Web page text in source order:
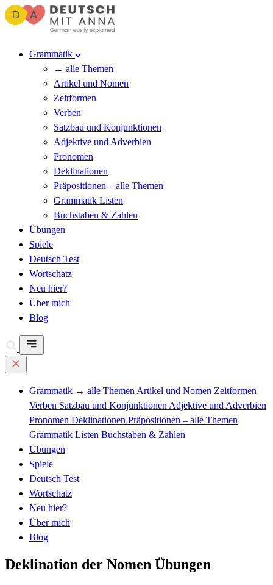
Grammatik
→ alle Themen
Artikel und Nomen
Zeitformen
Verben
Satzbau und Konjunktionen
Adjektive und Adverbien
Pronomen
Deklinationen
Präpositionen – alle Themen
Grammatik Listen
Buchstaben & Zahlen
Übungen
Spiele
Deutsch Test
Wortschatz
Neu hier?
Über mich
Blog
Grammatik → alle Themen Artikel und Nomen Zeitformen
Verben Satzbau und Konjunktionen Adjektive und Adverbien
Pronomen Deklinationen Präpositionen – alle Themen
Grammatik Listen Buchstaben & Zahlen
Übungen
Spiele
Deutsch Test
Wortschatz
Neu hier?
Über mich
Blog
Deklination der Nomen Übungen